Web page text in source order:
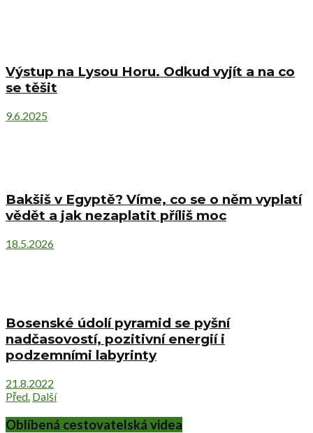
Výstup na Lysou Horu. Odkud vyjít a na co
se těšit
9.6.2025
Bakšiš v Egyptě? Víme, co se o něm vyplatí
vědět a jak nezaplatit příliš moc
18.5.2026
Bosenské údolí pyramid se pyšní
nadčasovostí, pozitivní energií i
podzemními labyrinty
21.8.2022
Před. Další
Oblíbená cestovatelská videa